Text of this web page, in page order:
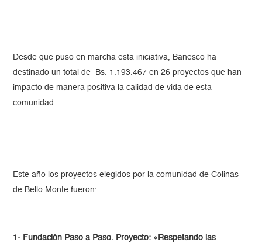
Desde que puso en marcha esta iniciativa, Banesco ha
destinado un total de Bs. 1.193.467 en 26 proyectos que han
impacto de manera positiva la calidad de vida de esta
comunidad.
Este año los proyectos elegidos por la comunidad de Colinas
de Bello Monte fueron:
1- Fundación Paso a Paso. Proyecto: «Respetando las